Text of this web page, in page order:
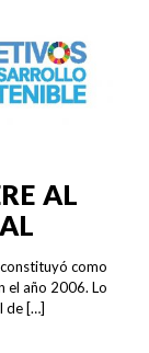
AL
como
el año 2006. Lo
de[…]